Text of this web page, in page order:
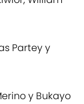
Partey y
y Bukayo